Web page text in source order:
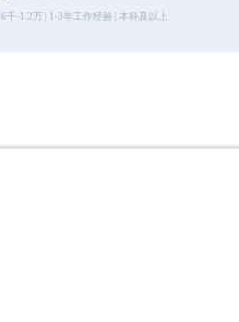
6千-1.2万 | 1-3年工作经验 | 本科及以上